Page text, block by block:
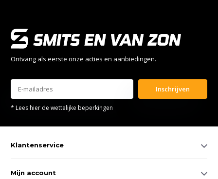
Ontvang als eerste onze acties en aanbiedingen.
Inschrijven
* Lees hier de wettelijke beperkingen
Klantenservice
Mijn account